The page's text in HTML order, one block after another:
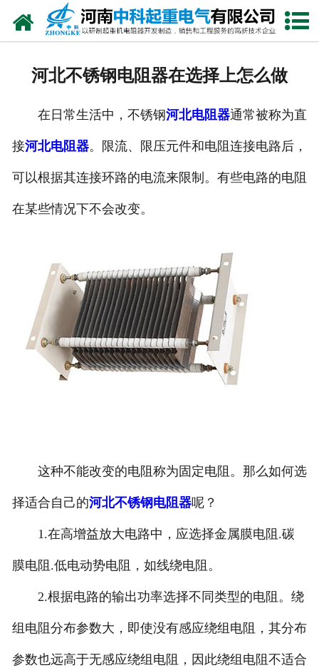
网站首页
河北不锈钢电阻器在选择上怎么做
在日常生活中，不锈钢河北电阻器通常被称为直
接河北电阻器。限流、限压元件和电阻连接电路后，
可以根据其连接环路的电流来限制。有些电路的电阻
在某些情况下不会改变。
这种不能改变的电阻称为固定电阻。那么如何选
择适合自己的河北不锈钢电阻器呢？
1.在高增益放大电路中，应选择金属膜电阻.碳
膜电阻.低电动势电阻，如线绕电阻。
2.根据电路的输出功率选择不同类型的电阻。绕
组电阻分布参数大，即使没有感应绕组电阻，其分布
参数也远高于无感应绕组电阻，因此绕组电阻不适合